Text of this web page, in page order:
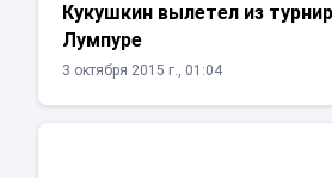
Кукушкин вылетел из
Лумпуре
3 октября 2015 г., 01:04